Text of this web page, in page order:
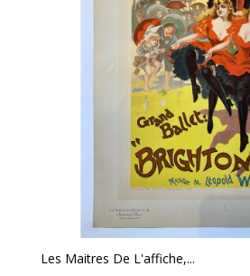
Les Maitres De L'affiche,...